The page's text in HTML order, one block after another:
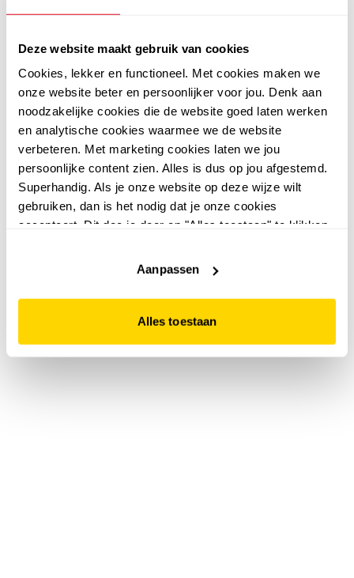
Deze website maakt gebruik van cookies
Cookies, lekker en functioneel. Met cookies maken we
onze website beter en persoonlijker voor jou. Denk aan
noodzakelijke cookies die de website goed laten werken
en analytische cookies waarmee we de website
verbeteren. Met marketing cookies laten we jou
persoonlijke content zien. Alles is dus op jou afgestemd.
Superhandig. Als je onze website op deze wijze wilt
gebruiken, dan is het nodig dat je onze cookies
accepteert. Dit doe je door op "Alles toestaan" te klikken.
website niet optimaal functioneert.
Aanpassen
Alles toestaan